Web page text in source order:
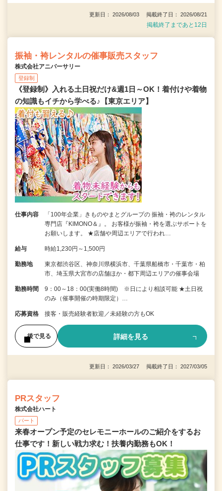
更新日： 2026/08/03 掲載終了日： 2026/08/21
掲載終了まであと12日
振袖・袴レンタルの催事販売スタッフ
株式会社アニバーサリー
登録制
《登録制》入れる土日祝だけ&週1日～OK！着付けや着物
の知識もイチから学べる♪【東京エリア】
仕事内容
「100年企業」きものやまとグループの 振袖・袴のレンタル
専門店『KIMONO＆』。 お客様が振袖・袴を選ぶサポートを
お願いします。 ★店舗や周辺エリアで行われ…
給与 時給1,230円～1,500円
勤務地
東京都渋谷区、神奈川県横浜市、千葉県船橋市・千葉市・柏
市、埼玉県大宮市の店舗ほか・都下周辺エリアの催事会場
勤務時間
9：00～18：00(実働8時間) ※日により相談可能 ★土日祝
のみ（催事開催の時期限定）…
応募資格 接客・販売経験者歓迎／未経験の方もOK
後で見る 詳細を見る
更新日： 2026/03/27 掲載終了日： 2027/03/05
PRスタッフ
株式会社ハート
パート
来春オープン予定のセレモニーホールのご紹介をするお
仕事です！新しい戦力求む！扶養内勤務もOK！